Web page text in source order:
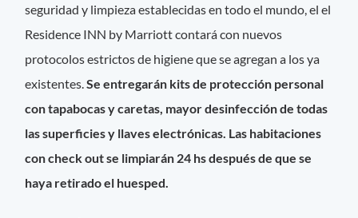
seguridad y limpieza establecidas en todo el mundo, el el
Residence INN by Marriott contará con nuevos
protocolos estrictos de higiene que se agregan a los ya
existentes.Se entregarán kits de protección personal
con tapabocas y caretas, mayor desinfección de todas
las superficies y llaves electrónicas. Las habitaciones
con check out se limpiarán 24 hs después de que se
haya retirado el huesped.